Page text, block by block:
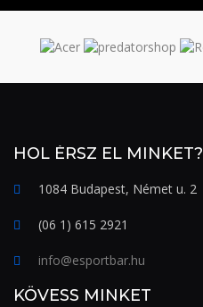
HOL ÉRSZ EL MINKET?
1084 Budapest, Német u. 2
(06 1) 615 2921
info@esportbar.hu
KÖVESS MINKET